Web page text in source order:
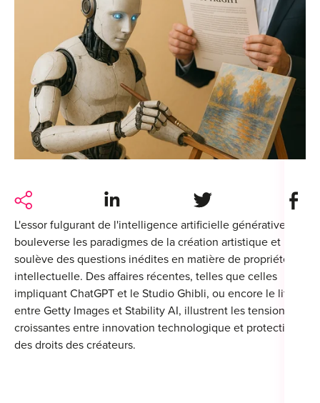
Share on LinkedIn Share on Twitter
L'essor fulgurant de l'intelligence artificielle générative
bouleverse les paradigmes de la création artistique et
soulève des questions inédites en matière de propriété
intellectuelle. Des affaires récentes, telles que celles
impliquant ChatGPT et le Studio Ghibli, ou encore le litige
entre Getty Images et Stability AI, illustrent les tensions
croissantes entre innovation technologique et protection
des droits des créateurs.